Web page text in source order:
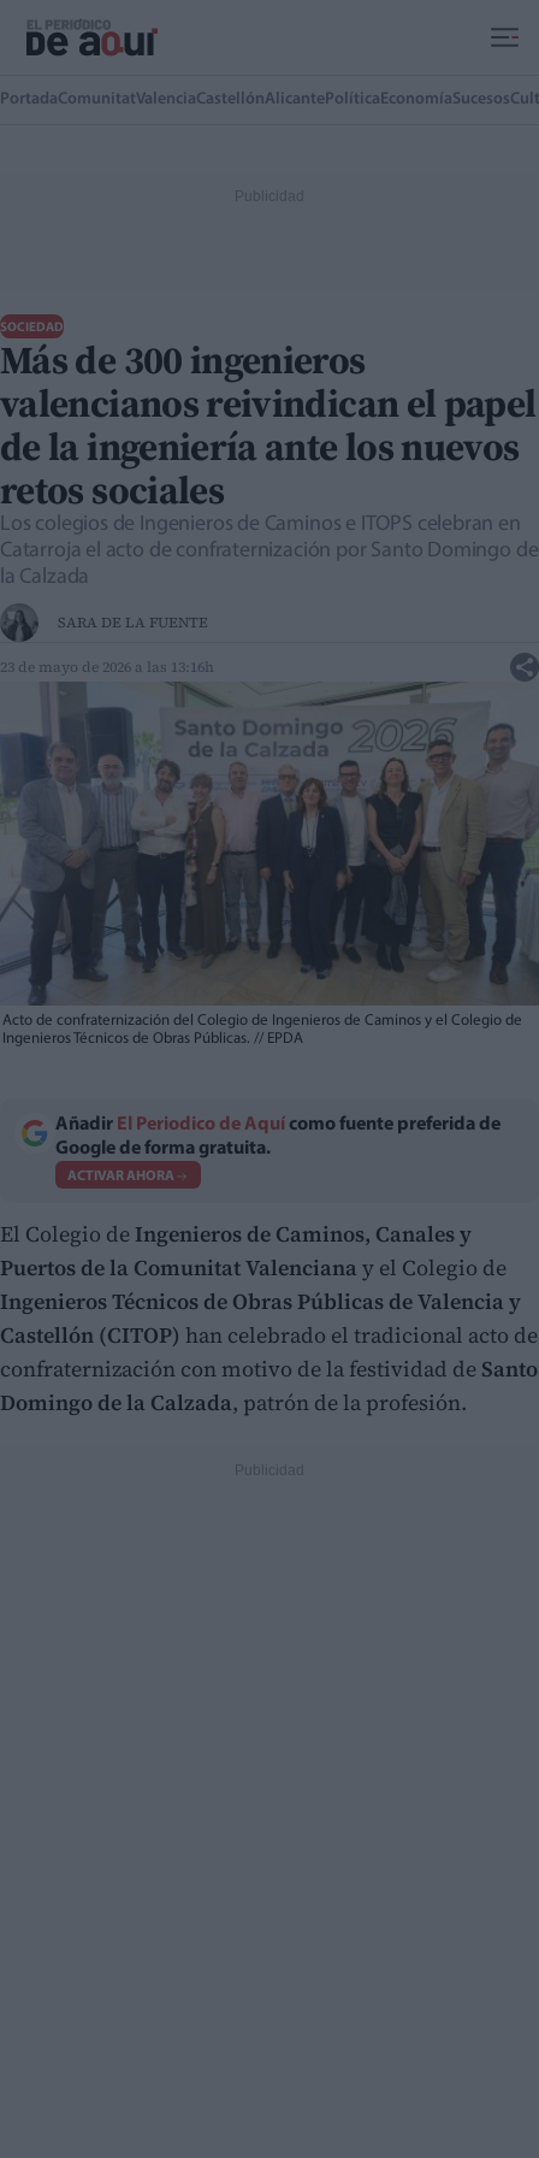
PortadaComunitatValenciaCastellónAlicante Política EconomíaSucesos
SOCIEDAD
Más de 300 ingenieros
valencianos reivindican el papel
de la ingeniería ante los nuevos
retos sociales
Los colegios de Ingenieros de Caminos e ITOPS celebran en
Catarroja el acto de confraternización por Santo Domingo de
la Calzada
SARA DE LA FUENTE
23 de mayo de 2026 a las 13:16h
Acto de confraternización del Colegio de Ingenieros de Caminos y el Colegio de
Ingenieros Técnicos de Obras Públicas. // EPDA
Añadir El Periodico de Aquí como fuente preferida de
Google de forma gratuita.
ACTIVAR AHORA
El Colegio de Ingenieros de Caminos, Canales y
Puertos de la Comunitat Valenciana y el Colegio de
Ingenieros Técnicos de Obras Públicas de Valencia y
Castellón (CITOP) han celebrado el tradicional acto de
confraternización con motivo de la festividad de Santo
Domingo de la Calzada, patrón de la profesión.